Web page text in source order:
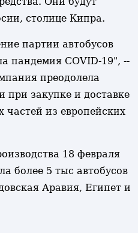
столице Кипра.
партии автобусов
пандемия COVID-19", --
преодолела
при закупке и доставке
из европейских
18 февраля
более 5 тыс автобусов
Аравия, Египет и